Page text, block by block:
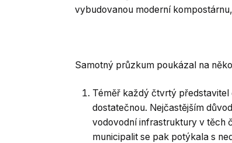
vybudovanou moderní
Samotný průzkum poukázal na
Téměř každý čtvrtý
dostatečnou. Nejčastějším
vodovodní infrastruktury v těch
municipalit se pak potýkala s